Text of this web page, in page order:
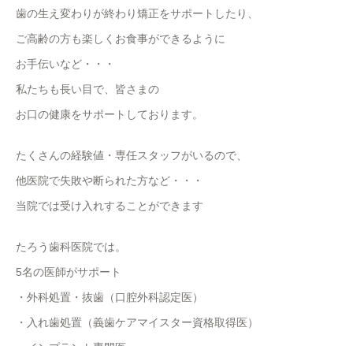
歯の生え変わりが終わり矯正をサポートしたり、
ご高齢の方も楽しくお食事ができるように
お手伝いなど・・・
私たちも長い目で、皆さまの
お口の健康をサポートしております。
たくさんの経験値・専任スタッフがいるので、
他医院で失敗や断られた方など・・・
当院では受け入れすることができます
たろう歯科医院では。
5名の医師がサポート
・外科処置・抜歯（口腔外科認定医）
・入れ歯処置（義歯ケアマイスター資格取得医）